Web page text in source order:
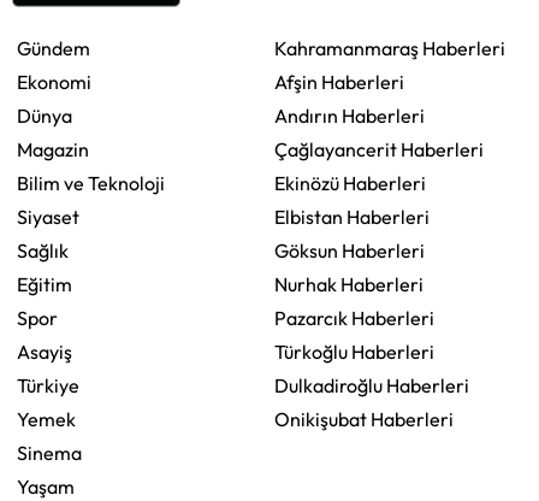
Gündem
Ekonomi
Dünya
Magazin
Bilim ve Teknoloji
Siyaset
Sağlık
Eğitim
Spor
Asayiş
Türkiye
Yemek
Sinema
Yaşam
Kahramanmaraş Haberleri
Afşin Haberleri
Andırın Haberleri
Çağlayancerit Haberleri
Ekinözü Haberleri
Elbistan Haberleri
Göksun Haberleri
Nurhak Haberleri
Pazarcık Haberleri
Türkoğlu Haberleri
Dulkadiroğlu Haberleri
Onikişubat Haberleri